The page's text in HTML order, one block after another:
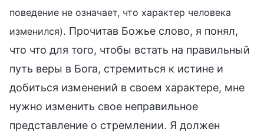
поведение не означает, что характер человека
изменился). Прочитав Божье слово, я понял,
что что для того, чтобы встать на правильный
путь веры в Бога, стремиться к истине и
добиться изменений в своем характере, мне
нужно изменить свое неправильное
представление о стремлении. Я должен